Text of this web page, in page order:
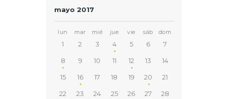
mayo 2017
lun mar mié jue vie sáb dom
1 2 3 4 5 6 7
8 9 10 11 12 13 14
15 16 17 18 19 20 21
22 23 24 25 26 27 28